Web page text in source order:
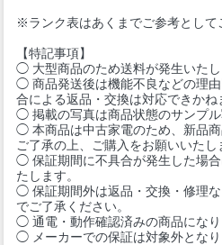
※ランク表はあくまでご参考として
【特記事項】
◯ 大型商品のため送料が発生いた
◯ 商品発送後は機能不良などの理
合による返品・交換は対応できかね
◯ 掲載の写真は商品状態のサンプル
◯ 本商品は中古家電のため、新品
ご了承の上、ご購入をお願いいたし
◯ 保証期間に不具合が発生した場
たします。
◯ 保証期間外は返品・交換・修理
でご了承ください。
◯ 通電・動作確認済みの商品になり
◯ メーカーでの保証は対象外となり